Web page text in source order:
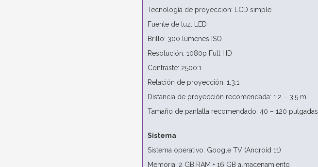
Tecnología de proyección: LCD simple
Fuente de luz: LED
Brillo: 300 lúmenes ISO
Resolución: 1080p Full HD
Contraste: 2500:1
Relación de proyección: 1.3:1
Distancia de proyección recomendada: 1.2 – 3.5 m
Tamaño de pantalla recomendado: 40 – 120 pulgadas
Sistema
Sistema operativo: Google TV (Android 11)
Memoria: 2 GB RAM + 16 GB almacenamiento